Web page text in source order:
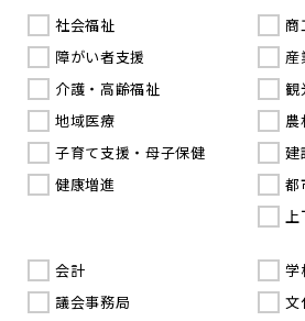
社会福祉
障がい者支援
介護・高齢福祉
地域医療
子育て支援・母子保健
健康増進
商
産
観
農
建
都
上
会計
議会事務局
学
文